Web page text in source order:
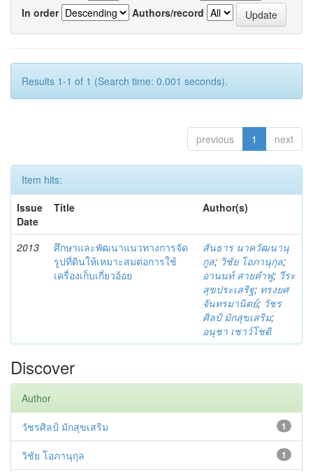
In order
Authors/record
Results 1-1 of 1 (Search time: 0.001 seconds).
previous 1 next
Item hits:
Issue
Date
Title Author(s)
2013
ศึกษาและพัฒนาแนวทางการจัด
รูปที่ดินให้เหมาะสมต่อการใช้
เครื่องเก็บเกี่ยวอ้อย
สันธาร นาควัฒนานุ
กูล; วิชัย โอภานุกุล;
อานนท์ สายคำฟู; วีระ
สุขประเสริฐ; ทรงยศ
จันทรมานิตย์; วัชร
ศิลป์ มักสุขเสริม;
อนุชา เชาว์โชติ
Discover
Author
1
วัชรศิลป์ มักสุขเสริม
1
วิชัย โอภานุกุล